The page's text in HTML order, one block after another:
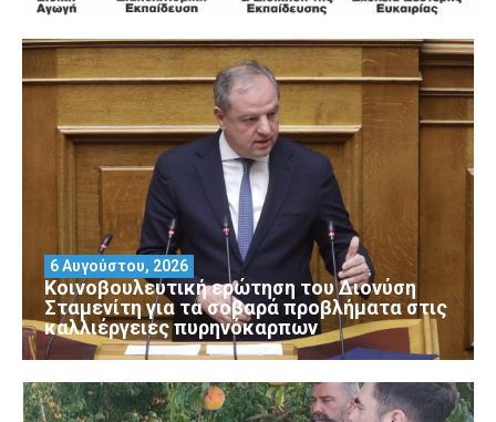
Κοινοβουλευτική ερώτηση του Διονύση
Σταμενίτη για τα σοβαρά προβλήματα στις
καλλιέργειες πυρηνόκαρπων
6 Αυγούστου, 2026